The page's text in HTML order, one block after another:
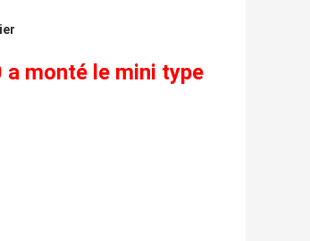
monté le mini type